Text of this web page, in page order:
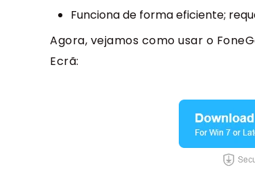
Funciona de forma eficiente;
Agora, vejamos como usar o
Ecrã: